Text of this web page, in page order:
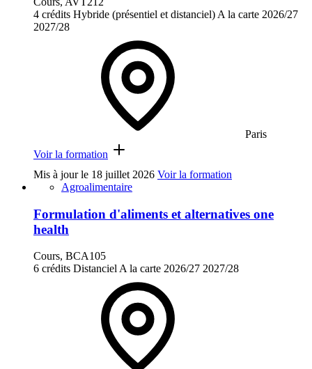
4 crédits Hybride (présentiel et distanciel) A la carte 2026/27
2027/28
Paris
Voir la formation
Mis à jour le 18 juillet 2026 Voir la formation
Agroalimentaire
Formulation d'aliments et alternatives one
health
Cours, BCA105
6 crédits Distanciel A la carte 2026/27 2027/28